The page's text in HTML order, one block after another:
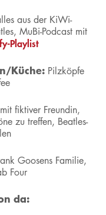
aus der KiWi-
MuBi-Podcast mit
Playlist
Küche: Pilzköpfe
fiktiver Freundin,
zu treffen, Beatles-
Goosens Familie,
Four
da: